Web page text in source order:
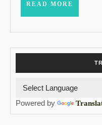
READ MORE
Powered by